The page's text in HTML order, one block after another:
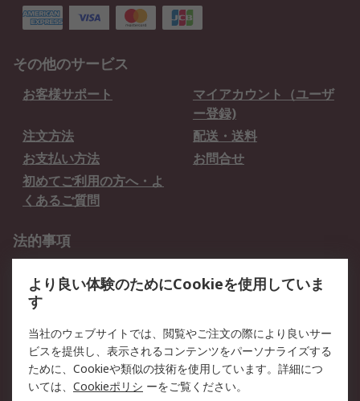
その他のサービス
お客様サポート
マイアカウント（ユーザ
ー登録)
注文方法
配送・送料
お支払い方法
お問合せ
初めてご利用の方へ・よ
くあるご質問
法的事項
クッキーポリシー
RSについて
会社概要
採用情報
プレスリリース＆お知ら
コーポレートサイト
より良い体験のためにCookieを使用していま
す
当社のウェブサイトでは、閲覧やご注文の際により良いサー
ビスを提供し、表示されるコンテンツをパーソナライズする
ために、Cookieや類似の技術を使用しています。詳細につ
いては、 Cookieポリシ ーをご覧ください。